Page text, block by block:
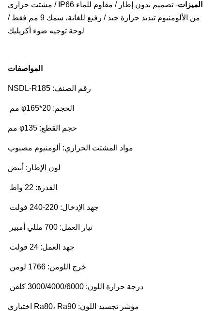
الميزات
- تصميم بدون إطار / مقاوم للماء IP66 / مشتت حراري
من الألومنيوم تبديد حرارة جيد / رفيع للغاية، سمك 9 مم فقط /
لوحة توجيه ضوء أكريليك
المواصفات
رقم الصنف: NSDL-R185
الحجم: φ165*20 مم
حجم القطع: φ135 مم
مواد المشتت الحراري: ألومنيوم مصبوب
لون الإطار: أبيض
القدرة: 22 واط
جهد الإدخال: 220-240 فولت
تيار العمل: 700 مللي أمبير
جهد العمل: 24 فولت
خرج اللومن: 1766 لومن
درجة حرارة اللون: 3000/4000/6000 كلفن
مؤشر تجسيد اللون: Ra80، Ra90 اختياري